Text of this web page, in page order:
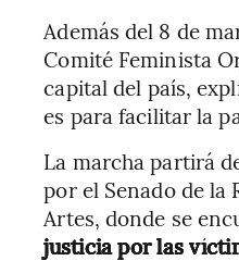
Además del 8 de
Comité Feminista
capital del país,
es para facilitar la
La marcha partirá
por el Senado de la
Artes, donde se
justicia por las